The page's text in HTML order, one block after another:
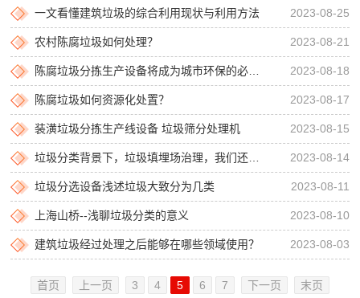
一文看懂建筑垃圾的综合利用现状与利用方法 2023-08-25
农村陈腐垃圾如何处理？ 2023-08-21
2023-08-18
陈腐垃圾如何资源化处置？ 2023-08-17
装潢垃圾分拣生产线设备 垃圾筛分处理机 2023-08-15
2023-08-14
垃圾分选设备浅述垃圾大致分为几类 2023-08-11
上海山桥--浅聊垃圾分类的意义 2023-08-10
建筑垃圾经过处理之后能够在哪些领域使用？ 2023-08-03
首页 上一页 3 4 5 6 7 下一页 末页